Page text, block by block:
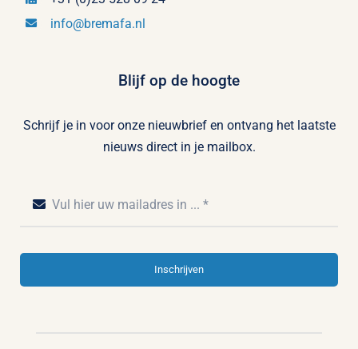
info@bremafa.nl
Blijf op de hoogte
Schrijf je in voor onze nieuwbrief en ontvang het laatste
nieuws direct in je mailbox.
Inschrijven